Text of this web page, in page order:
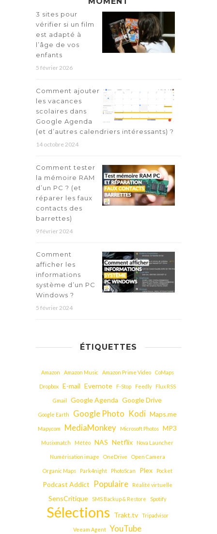
3 sites pour
vérifier si un film
est adapté à
l’âge de vos
enfants
5 février 2026
Comment ajouter
les vacances
scolaires dans
Google Agenda
(et d’autres calendriers intéressants) ?
14 octobre 2024
Comment tester
la mémoire RAM
d’un PC ? (et
réparer les faux
contacts des
barrettes)
9 février 2024
Comment
afficher les
informations
système d’un PC
Windows ?
5 février 2024
ÉTIQUETTES
Amazon Amazon Music Amazon Prime Video CoMaps
Dropbox E-mail Evernote F-Stop Feedly Flux RSS
Gmail Google Agenda Google Drive
Google Earth Google Photo Kodi Maps.me
Mapy.com MediaMonkey Microsoft Photos MP3
Musixmatch Météo NAS Netflix Nova Launcher
Numérisation image OneDrive Open Camera
Organic Maps Park4night PhotoScan Plex Pocket
Podcast Addict Populaire Réalité virtuelle
SensCritique SMS Backup & Restore Spotify
Sélections Trakt.tv Tripadvisor
Veeam Agent YouTube